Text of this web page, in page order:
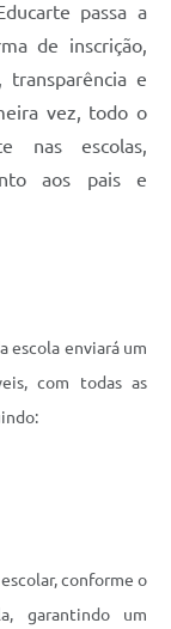
passa a
de inscrição,
transparência e
vez, todo o
nas escolas,
aos pais e
escola enviará um
com todas as
conforme o
garantindo um